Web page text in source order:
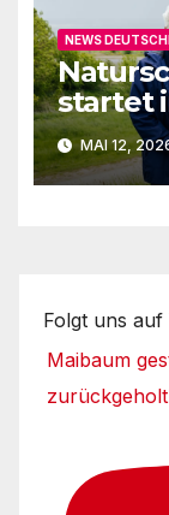
NEWS
startet
MAI 12,
Folgt uns auf
Maibaum